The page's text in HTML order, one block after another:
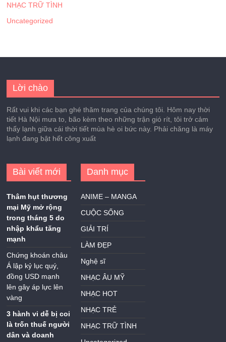
NHẠC TRỮ TÌNH
Uncategorized
Lời chào
Rất vui khi các bạn ghé thăm trang của chúng tôi. Hôm nay thời
tiết Hà Nội mưa to, bão kèm theo những trận gió rít, tôi trở cảm
thấy lạnh giữa cái thời tiết mùa hè oi bức này. Phải chăng là máy
lạnh đang bật hết công xuất
Bài viết mới
Thâm hụt thương
mại Mỹ mở rộng
trong tháng 5 do
nhập khẩu tăng
mạnh
Chứng khoán châu
Á lập kỷ lục quý,
đồng USD mạnh
lên gây áp lực lên
vàng
3 hành vi dễ bị coi
là trốn thuế người
dân và doanh
Danh mục
ANIME – MANGA
CUỘC SỐNG
GIẢI TRÍ
LÀM ĐẸP
Nghệ sĩ
NHẠC ÂU MỸ
NHẠC HOT
NHẠC TRẺ
NHẠC TRỮ TÌNH